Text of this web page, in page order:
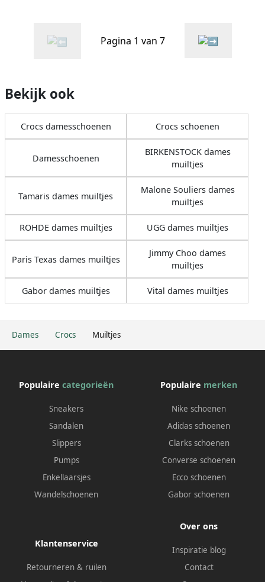
Dames Crocs Muiltjes
Pagina 1 van 7
Bekijk ook
Crocs damesschoenen Crocs schoenen
Damesschoenen
BIRKENSTOCK dames
muiltjes
Tamaris dames muiltjes
Malone Souliers dames
muiltjes
ROHDE dames muiltjes UGG dames muiltjes
Paris Texas dames muiltjes
Jimmy Choo dames
muiltjes
Gabor dames muiltjes Vital dames muiltjes
Populaire categorieën
Sneakers
Sandalen
Slippers
Pumps
Enkellaarsjes
Wandelschoenen
Populaire merken
Nike schoenen
Adidas schoenen
Clarks schoenen
Converse schoenen
Ecco schoenen
Gabor schoenen
Klantenservice
Retourneren & ruilen
Over ons
Inspiratie blog
Contact